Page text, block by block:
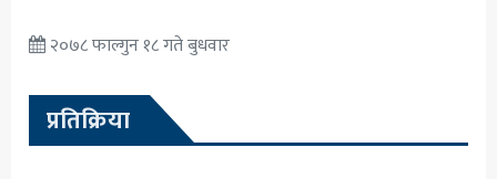
२०७८ फाल्गुन १८ गते बुधवार
प्रतिक्रिया